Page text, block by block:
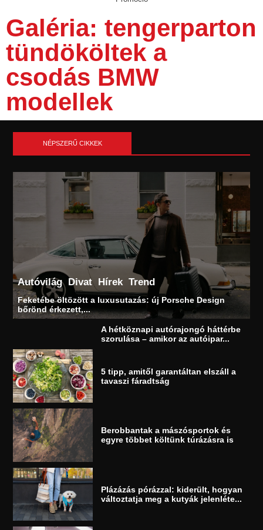
Galéria: tengerparton
tündököltek a
csodás BMW
modellek
NÉPSZERŰ CIKKEK
Autóvilág Divat Hírek Trend
Feketébe öltözött a luxusutazás: új Porsche Design
bőrönd érkezett,...
A hétköznapi autórajongó háttérbe
szorulása – amikor az autóipar...
5 tipp, amitől garantáltan elszáll a
tavaszi fáradtság
Berobbantak a mászósportok és
egyre többet költünk túrázásra is
Plázázás pórázzal: kiderült, hogyan
változtatja meg a kutyák jelenléte...